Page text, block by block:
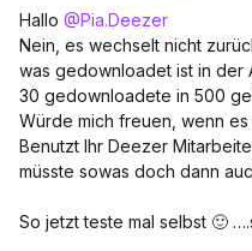
Hallo @Pia.Deezer
Nein, es wechselt nicht
was gedownloadet ist in der
30 gedownloadete in 500
Würde mich freuen, wenn
Benutzt Ihr Deezer
müsste sowas doch dann
So jetzt teste mal selbst 🙂